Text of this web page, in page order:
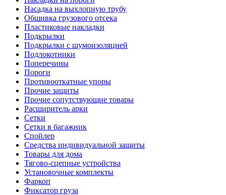
Насадка на выхлопную трубу
Обшивка грузового отсека
Пластиковые накладки
Подкрылки
Подкрылки с шумоизоляцией
Подлокотники
Поперечины
Пороги
Противооткатные упоры
Прочие защиты
Прочие сопутствующие товары
Расширитель арки
Сетки
Сетки в багажник
Спойлер
Средства индивидуальной защиты
Товары для дома
Тягово-сцепные устройства
Установочные комплекты
Фаркоп
Фиксатор груза